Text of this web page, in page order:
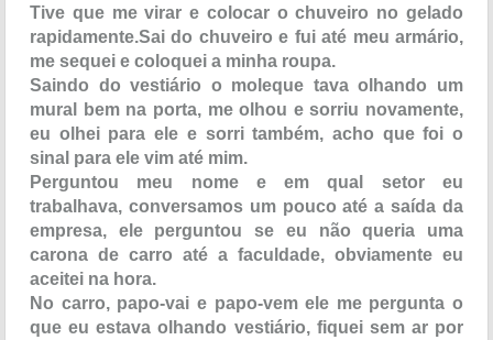
Tive que me virar e colocar o chuveiro no gelado
rapidamente.Sai do chuveiro e fui até meu armário,
me sequei e coloquei a minha roupa.
Saindo do vestiário o moleque tava olhando um
mural bem na porta, me olhou e sorriu novamente,
eu olhei para ele e sorri também, acho que foi o
sinal para ele vim até mim.
Perguntou meu nome e em qual setor eu
trabalhava, conversamos um pouco até a saída da
empresa, ele perguntou se eu não queria uma
carona de carro até a faculdade, obviamente eu
aceitei na hora.
No carro, papo-vai e papo-vem ele me pergunta o
que eu estava olhando vestiário, fiquei sem ar por